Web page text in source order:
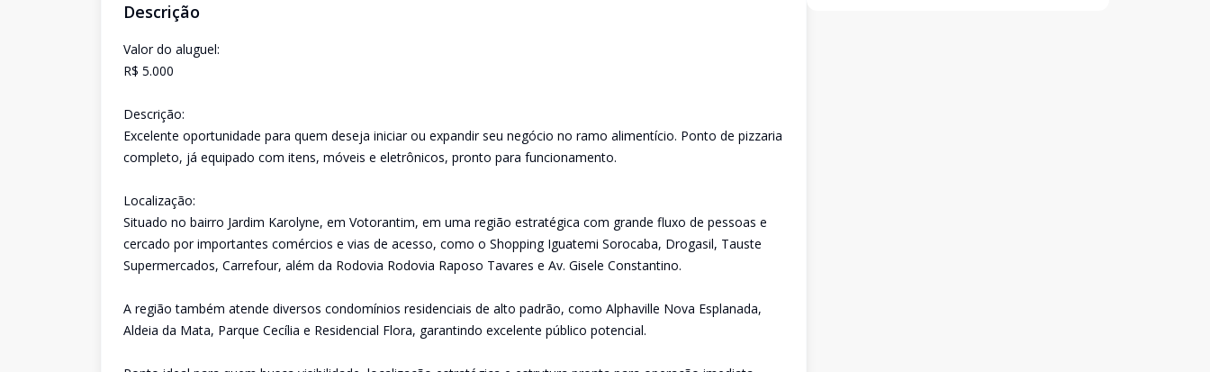
Descrição
Valor do aluguel:
R$ 5.000
Descrição:
Excelente oportunidade para quem deseja iniciar ou expandir seu negócio no ramo alimentício. Ponto de pizzaria
completo, já equipado com itens, móveis e eletrônicos, pronto para funcionamento.
Localização:
Situado no bairro Jardim Karolyne, em Votorantim, em uma região estratégica com grande fluxo de pessoas e
cercado por importantes comércios e vias de acesso, como o Shopping Iguatemi Sorocaba, Drogasil, Tauste
Supermercados, Carrefour, além da Rodovia Rodovia Raposo Tavares e Av. Gisele Constantino.
A região também atende diversos condomínios residenciais de alto padrão, como Alphaville Nova Esplanada,
Aldeia da Mata, Parque Cecília e Residencial Flora, garantindo excelente público potencial.